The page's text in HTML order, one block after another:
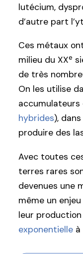
lutécium,
d’autre part
Ces métaux
milieu du XXe
de très
On les utilise
hybrides),
produire des
Avec toutes
terres rares
devenues une
même un
leur
exponentielle à